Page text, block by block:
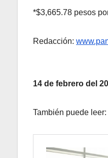
*$3,665.78 pesos
Redacción:
14 de febrero del
También puede leer: